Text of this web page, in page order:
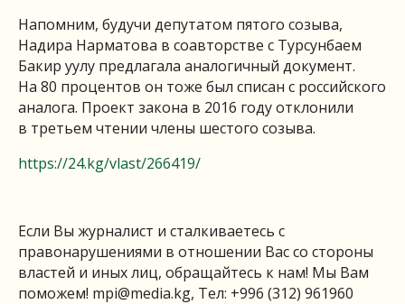
Напомним, будучи депутатом пятого созыва,
Надира Нарматова в соавторстве с Турсунбаем
Бакир уулу предлагала аналогичный документ.
На 80 процентов он тоже был списан с российского
аналога. Проект закона в 2016 году отклонили
в третьем чтении члены шестого созыва.
https://24.kg/vlast/266419/
Если Вы журналист и сталкиваетесь с
правонарушениями в отношении Вас со стороны
властей и иных лиц, обращайтесь к нам! Мы Вам
поможем! mpi@media.kg, Тел: +996 (312) 961960